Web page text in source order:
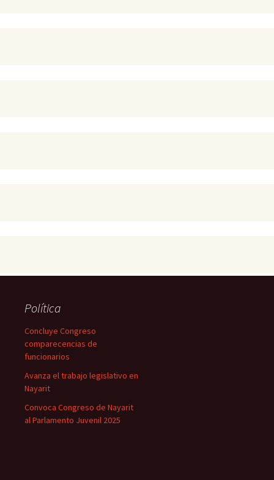
Política
Concluye Congreso
comparecencias de
funcionarios
Avanza el trabajo legislativo en
Nayarit
Convoca Congreso de Nayarit
al Parlamento Juvenil 2025